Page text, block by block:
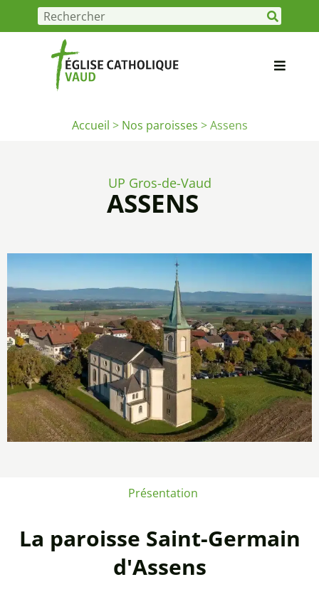
Accueil > Nos paroisses >Assens
UP Gros-de-Vaud
ASSENS
Présentation
La paroisse Saint-Germain
d'Assens